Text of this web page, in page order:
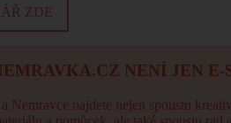
ZDE
NENÍ JEN E-
Nemravce najdete nejen spoustu